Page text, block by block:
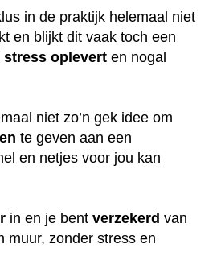
in de praktijk helemaal niet
en blijkt dit vaak toch een
stress oplevert en nogal
niet zo’n gek idee om
te geven aan een
en netjes voor jou kan
in en je bent verzekerd van
muur, zonder stress en